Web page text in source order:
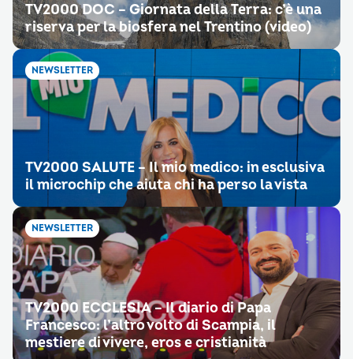
TV2000 DOC – Giornata della Terra: c’è una
riserva per la biosfera nel Trentino (video)
NEWSLETTER
TV2000 SALUTE – Il mio medico: in esclusiva
il microchip che aiuta chi ha perso la vista
NEWSLETTER
TV2000 ECCLESIA – Il diario di Papa
Francesco: l’altro volto di Scampia, il
mestiere di vivere, eros e cristianità